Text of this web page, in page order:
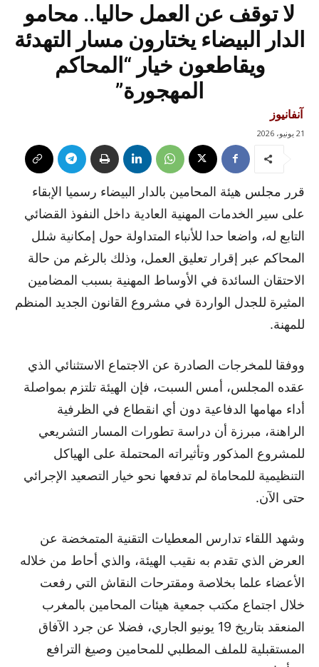
لا توقف عن العمل حاليا.. محامو
الدار البيضاء يختارون مسار التهدئة
ويقاطعون خيار “المحاكم
المهجورة”
آنفانيوز
21 يونيو، 2026
قرر مجلس هيئة المحامين بالدار البيضاء رسميا الإبقاء
على سير الخدمات المهنية العادية داخل النفوذ القضائي
التابع له، واضعا حدا للأنباء المتداولة حول إمكانية شلل
المحاكم عبر إقرار تعليق العمل، وذلك بالرغم من حالة
الاحتقان السائدة في الأوساط المهنية بسبب المضامين
المثيرة للجدل الواردة في مشروع القانون الجديد المنظم
للمهنة.
ووفقا للمخرجات الصادرة عن الاجتماع الاستثنائي الذي
عقده المجلس، أمس السبت، فإن الهيئة تلتزم بمواصلة
أداء مهامها الدفاعية دون أي انقطاع في الظرفية
الراهنة، مبرزة أن دراسة تطورات المسار التشريعي
للمشروع المذكور وتأثيراته المحتملة على الهياكل
التنظيمية للمحاماة لم تدفعها نحو خيار التصعيد الإجرائي
حتى الآن.
وشهد اللقاء تدارس المعطيات التقنية المتمخضة عن
العرض الذي تقدم به نقيب الهيئة، والذي أحاط من خلاله
الأعضاء علما بخلاصة ومقترحات النقاش التي رفعت
خلال اجتماع مكتب جمعية هيئات المحامين بالمغرب
المنعقد بتاريخ 19 يونيو الجاري، فضلا عن جرد الآفاق
المستقبلية للملف المطلبي للمحامين وصيغ الترافع